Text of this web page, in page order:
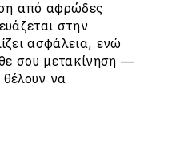
από αφρώδες
στην
ασφάλεια, ενώ
σου μετακίνηση —
θέλουν να